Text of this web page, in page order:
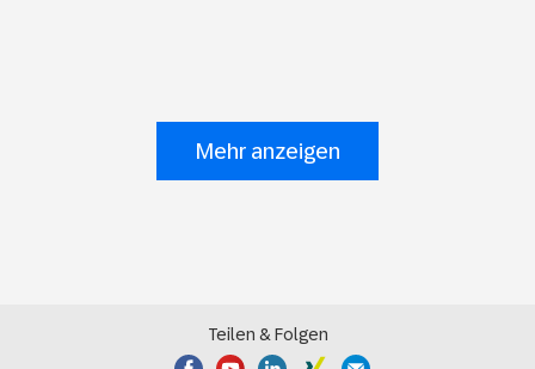
Mehr anzeigen
Teilen & Folgen